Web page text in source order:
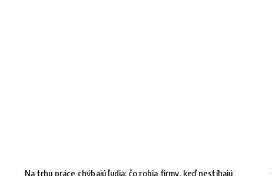
Na trhu práce chýbajú ľudia: čo robia firmy, keď nestíhajú